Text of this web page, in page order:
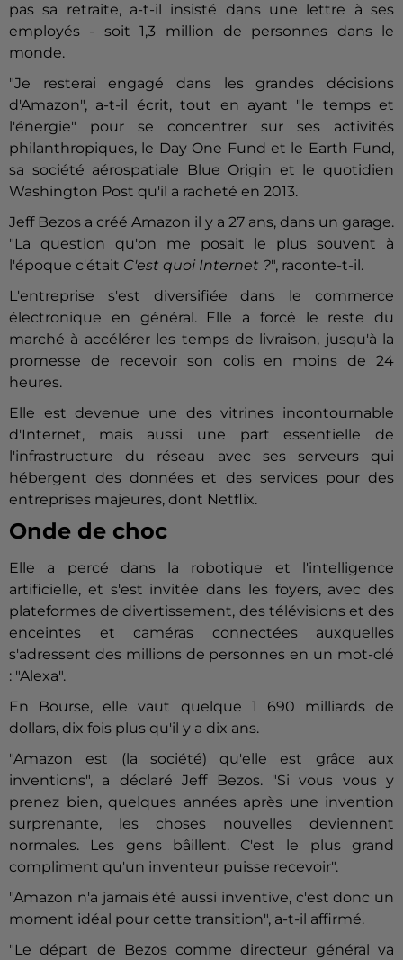
pas sa retraite, a-t-il insisté dans une lettre à ses
employés - soit 1,3 million de personnes dans le
monde.
"Je resterai engagé dans les grandes décisions
d'Amazon", a-t-il écrit, tout en ayant "le temps et
l'énergie" pour se concentrer sur ses activités
philanthropiques, le Day One Fund et le Earth Fund,
sa société aérospatiale Blue Origin et le quotidien
Washington Post qu'il a racheté en 2013.
Jeff Bezos a créé Amazon il y a 27 ans, dans un garage.
"La question qu'on me posait le plus souvent à
l'époque c'était C'est quoi Internet ?", raconte-t-il.
L'entreprise s'est diversifiée dans le commerce
électronique en général. Elle a forcé le reste du
marché à accélérer les temps de livraison, jusqu'à la
promesse de recevoir son colis en moins de 24
heures.
Elle est devenue une des vitrines incontournable
d'Internet, mais aussi une part essentielle de
l'infrastructure du réseau avec ses serveurs qui
hébergent des données et des services pour des
entreprises majeures, dont Netflix.
Onde de choc
Elle a percé dans la robotique et l'intelligence
artificielle, et s'est invitée dans les foyers, avec des
plateformes de divertissement, des télévisions et des
enceintes et caméras connectées auxquelles
s'adressent des millions de personnes en un mot-clé
: "Alexa".
En Bourse, elle vaut quelque 1 690 milliards de
dollars, dix fois plus qu'il y a dix ans.
"Amazon est (la société) qu'elle est grâce aux
inventions", a déclaré Jeff
Bezos. "Si vous vous y
prenez bien, quelques années après une invention
surprenante, les choses nouvelles deviennent
normales. Les gens bâillent. C'est le plus grand
compliment qu'un inventeur puisse recevoir".
"Amazon n'a jamais été aussi inventive, c'est donc un
moment idéal pour cette transition", a-t-il affirmé.
"Le départ de
Bezos comme directeur général va